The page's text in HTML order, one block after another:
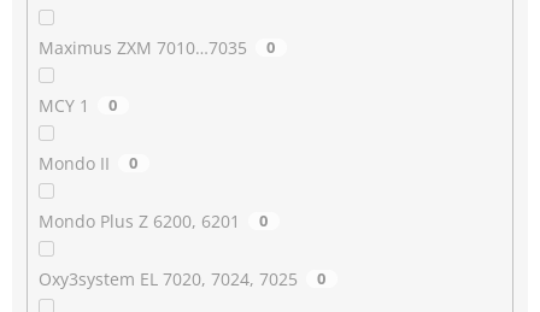
Maximus ZXM 7010…7035 0
MCY 1 0
Mondo II 0
Mondo Plus Z 6200, 6201 0
Oxy3system EL 7020, 7024, 7025 0